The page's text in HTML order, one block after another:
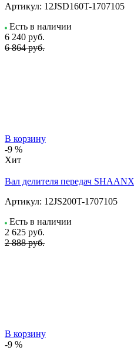
Артикул: 12JSD160T-1707105
Есть в наличии
6 240 руб.
6 864 руб.
В корзину
-9 %
Хит
Вал делителя передач
Артикул: 12JS200T-1707105
Есть в наличии
2 625 руб.
2 888 руб.
В корзину
-9 %